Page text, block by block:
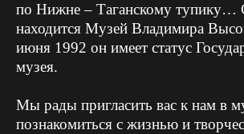
по Нижне – Таганскому тупику…
находится Музей Владимира
июня 1992 он имеет статус
музея.
Мы рады пригласить вас к нам в
познакомиться с жизнью и